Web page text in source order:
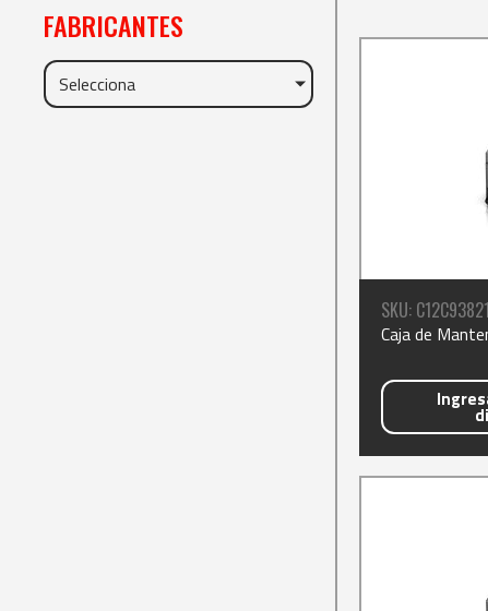
FABRICANTES
Selecciona
SKU:
Caja de